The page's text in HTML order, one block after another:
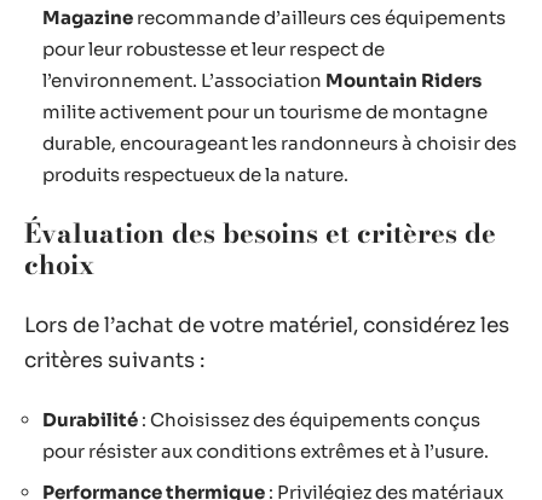
Magazine recommande d’ailleurs ces équipements
pour leur robustesse et leur respect de
l’environnement. L’association Mountain Riders
milite activement pour un tourisme de montagne
durable, encourageant les randonneurs à choisir des
produits respectueux de la nature.
Évaluation des besoins et critères de
choix
Lors de l’achat de votre matériel, considérez les
critères suivants :
Durabilité : Choisissez des équipements conçus
pour résister aux conditions extrêmes et à l’usure.
Performance thermique : Privilégiez des matériaux